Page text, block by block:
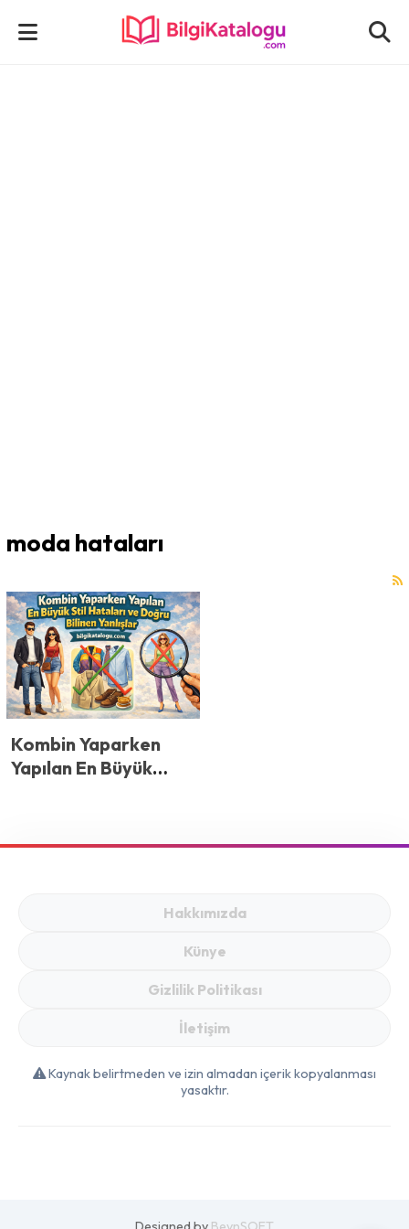
moda hataları
Kombin Yaparken
Yapılan En Büyük
Yanlışlar
Hakkımızda
Künye
Gizlilik Politikası
İletişim
Kaynak belirtmeden ve izin almadan içerik kopyalanması
yasaktır.